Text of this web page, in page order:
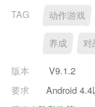
TAG 动作游戏
养成 对
版本
V9.1.2
要求
Android 4.4